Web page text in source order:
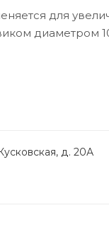
для
диаметром
д. 20А